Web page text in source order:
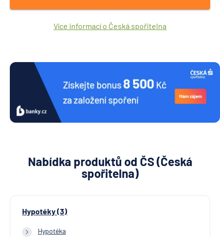
Více informací o Česká spořitelna
Nabídka produktů od ČS (Česká
spořitelna)
Hypotéky (3)
Hypotéka